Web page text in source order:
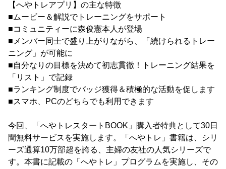
【へやトレアプリ】の主な特徴
■ムービー＆解説でトレーニングをサポート
■コミュニティーに森俊憲本人が登場
■メンバー同士で盛り上がりながら、「続けられるトレー
ニング」が可能に
■自分なりの目標を決めて初志貫徹！トレーニング結果を
「リスト」で記録
■ランキング制度でバッジ獲得＆積極的な活動を促します
■スマホ、PCのどちらでも利用できます
今回、「へやトレスタートBOOK」購入者特典として30日
間無料サービスを実施します。「へやトレ」書籍は、シリ
ーズ通算10万部超を誇る、主婦の友社の人気シリーズで
す。本書に記載の「へやトレ」プログラムを実施し、その